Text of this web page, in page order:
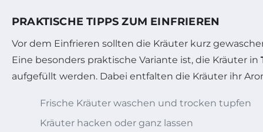
PRAKTISCHE TIPPS ZUM EINFRIEREN
Vor dem Einfrieren sollten die Kräuter kurz
Eine besonders praktische Variante ist, die Kräuter in
aufgefüllt werden. Dabei entfalten die Kräuter ihr
Frische Kräuter waschen und trocken tupfen
Kräuter hacken oder ganz lassen